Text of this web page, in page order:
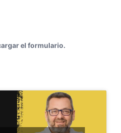
el formulario.